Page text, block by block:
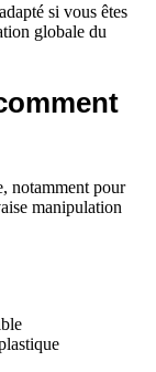
si vous êtes
globale du
notamment pour
manipulation